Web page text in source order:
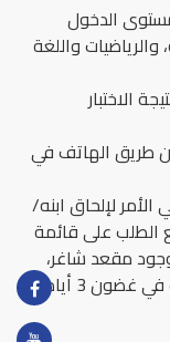
مستوى الدخول
والرياضيات واللغة
الاختبار
عن طريق الهاتف في
لإلحاق ابنه/
الطلب على قائمة
مقعد شاغر،
سيتم إبلاغ ولي الأمر عن طريق الهاتف في غضون 3 أيام